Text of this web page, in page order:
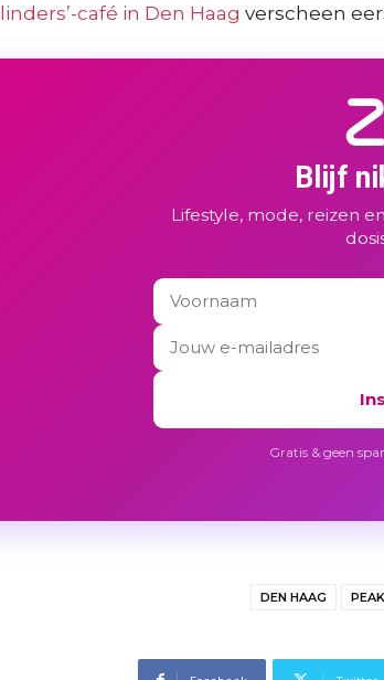
café in Den Haag verscheen
Blijf
Lifestyle, mode, reizen
Gratis & geen
DEN HAAG